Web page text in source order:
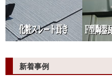
新着事例